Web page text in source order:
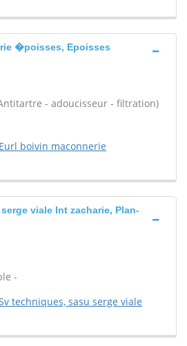
�poisses, Epoisses
- adoucisseur - filtration)
Eurl boivin maconnerie
viale Int zacharie, Plan-
-
techniques, sasu serge viale